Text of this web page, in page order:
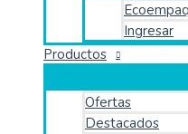
Ingresar
Productos
Ofertas
Destacados